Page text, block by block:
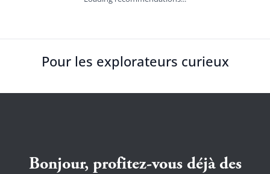
Pour les explorateurs curieux
Bonjour, profitez-vous déjà des